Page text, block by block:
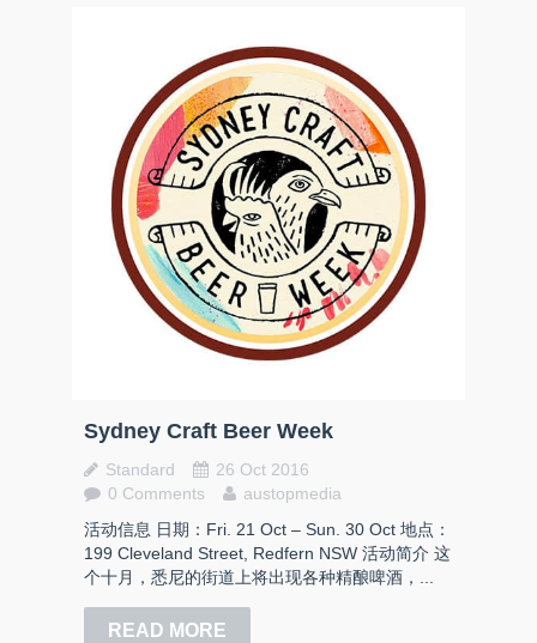
Sydney Craft Beer Week
Standard
26 Oct 2016
0 Comments
austopmedia
活动信息 日期：Fri. 21 Oct – Sun. 30 Oct 地点：
199 Cleveland Street, Redfern NSW 活动简介 这
个十月，悉尼的街道上将出现各种精酿啤酒，...
READ MORE